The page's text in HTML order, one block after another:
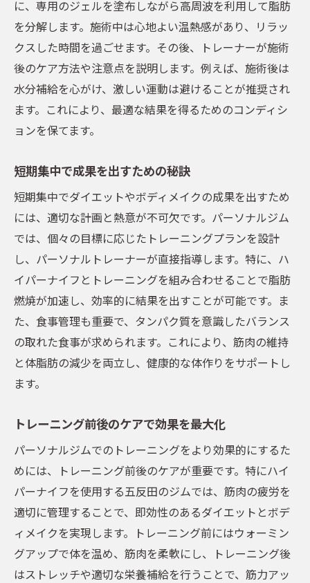
に、専用のジェルを塗布しながら高周波を利用して脂肪
を分解します。施術中は心地よい温熱感があり、リラッ
クスした時間を過ごせます。その後、トレーナーが施術
後のケア方法や注意点を説明します。例えば、施術後は
水分補給を心がけ、激しい運動は避けることが推奨され
ます。これにより、最適な結果を得るためのコンディシ
ョンを保てます。
短期集中で成果を出すための秘訣
短期集中でダイエットやボディメイクの成果を出すため
には、適切な計画と熱意が不可欠です。パーソナルジム
では、個々の目標に応じたトレーニングプランを設計
し、パーソナルトレーナーが直接指導します。特に、ハ
イパーナイフとトレーニングを組み合わせることで脂肪
燃焼が加速し、効率的に結果を出すことが可能です。ま
た、食事管理も重要で、タンパク質を意識したバランス
の取れた食事が求められます。これにより、筋肉の維持
と体脂肪の減少を両立し、健康的な体作りをサポートし
ます。
トレーニング前後のケアで効果を最大化
パーソナルジムでのトレーニングをより効果的にするた
めには、トレーニング前後のケアが重要です。特にハイ
パーナイフを使用する五反田のジムでは、筋肉の疲労を
適切に管理することで、即効性のあるダイエットとボデ
ィメイクを実現します。トレーニング前にはウォーミン
グアップで体を温め、筋肉を柔軟にし、トレーニング後
はストレッチや適切な栄養補給を行うことで、筋力アッ